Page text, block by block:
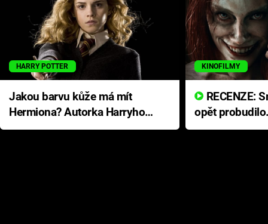
HARRY POTTER
Jakou barvu kůže má mít
Hermiona? Autorka Harryho
Pottera přišla s ráznou
KINOFILMY
opět
přichází s